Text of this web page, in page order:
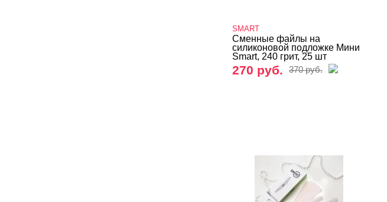
SMART
Сменные файлы на
силиконовой подложке Мини
Smart, 240 грит, 25 шт
270 руб. 370 руб.